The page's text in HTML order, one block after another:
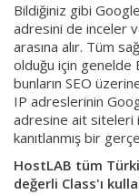
Bildiğiniz gibi
adresini de inceler
arasına alır. Tüm
olduğu için genelde
bunların SEO
IP adreslerinin
adresine ait siteleri
kanıtlanmış bir
HostLAB tüm
değerli Class'ı